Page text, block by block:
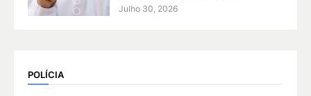
Julho 30, 2026
POLÍCIA